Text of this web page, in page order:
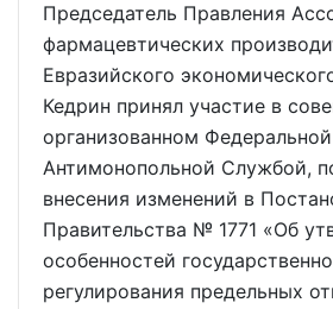
Председатель Правления
фармацевтических
Евразийского
Кедрин принял участие в
организованном Федеральной
Антимонопольной Службой,
внесения изменений в
Правительства № 1771 «Об
особенностей
регулирования предельных